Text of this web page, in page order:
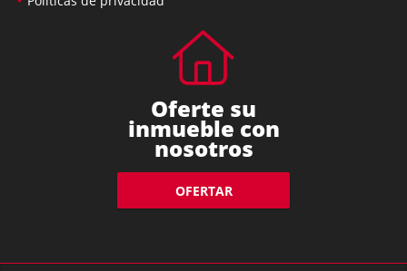
Oferte su
inmueble con
nosotros
OFERTAR